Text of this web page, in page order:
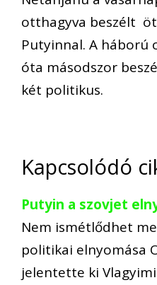
otthagyva beszélt
Putyinnal. A háború
óta másodszor
két politikus.
Kapcsolódó
Putyin a szovjet
Nem ismétlődhet
politikai elnyomása
jelentette ki